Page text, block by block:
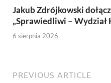
Jakub Zdrójkowski
„Sprawiedliwi – Wydział
6 sierpnia 2026
PREVIOUS ARTICLE